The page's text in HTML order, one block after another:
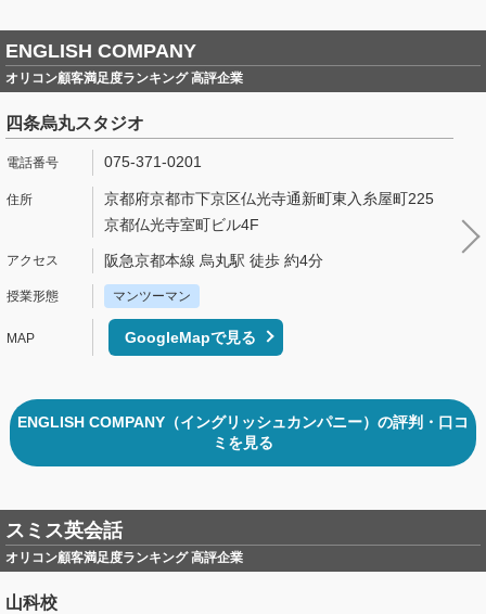
ENGLISH COMPANY
オリコン顧客満足度ランキング 高評企業
四条烏丸スタジオ
075-371-0201
京都府京都市下京区仏光寺通新町東入糸屋町225
京都仏光寺室町ビル4F
阪急京都本線 烏丸駅 徒歩 約4分
マンツーマン
GoogleMapで見る
ENGLISH COMPANY（イングリッシュカンパニー）の評判・口コ
ミを見る
スミス英会話
オリコン顧客満足度ランキング 高評企業
山科校